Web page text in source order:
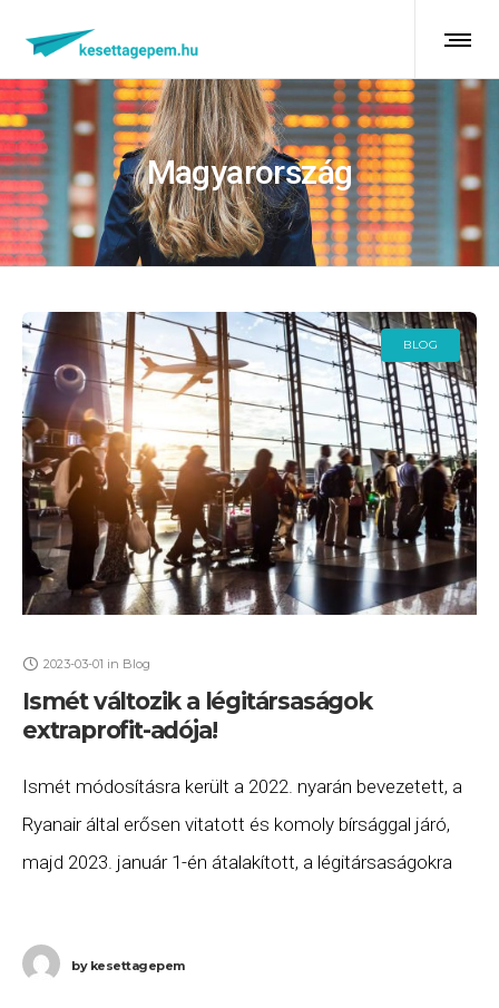
Magyarország
BLOG
2023-03-01 in Blog
Ismét változik a légitársaságok
extraprofit-adója!
Ismét módosításra került a 2022. nyarán bevezetett, a
Ryanair által erősen vitatott és komoly bírsággal járó,
majd 2023. január 1-én átalakított, a légitársaságokra
bykesettagepem